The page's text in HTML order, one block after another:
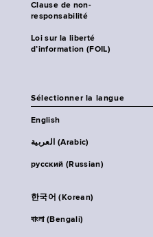
Clause de non-
responsabilité
Loi sur la liberté
d’information (FOIL)
Sélectionner la langue
English
العربية (Arabic)
русский (Russian)
한국어 (Korean)
বাংলা (Bengali)